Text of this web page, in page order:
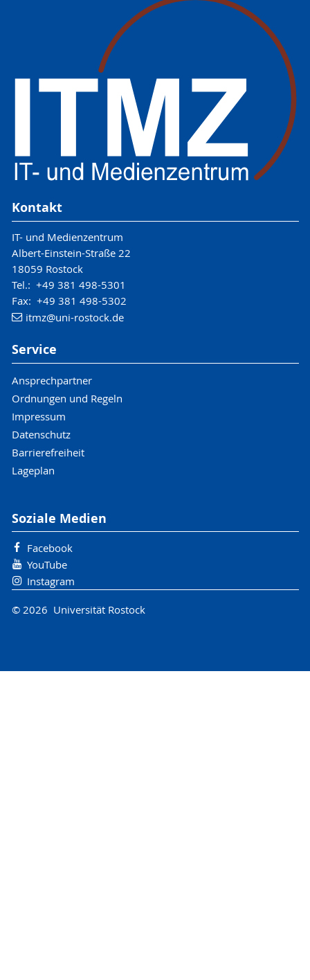
Kontakt
IT- und Medienzentrum
Albert-Einstein-Straße 22
18059 Rostock
Tel.: +49 381 498-5301
Fax: +49 381 498-5302
itmz@uni-rostock.de
Service
Ansprechpartner
Ordnungen und Regeln
Impressum
Datenschutz
Barrierefreiheit
Lageplan
Soziale Medien
Facebook
YouTube
Instagram
© 2026 Universität Rostock